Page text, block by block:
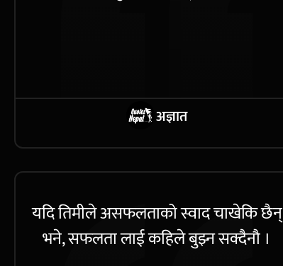
अज्ञात
यदि तिमीले असफलताको स्वाद चाखेकि छैन्
भने, सफलता लाई कहिले बुझ्न सक्दैनौ ।